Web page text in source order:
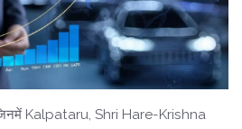
Kalpataru, Shri Hare-Krishna